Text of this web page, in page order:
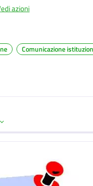
azioni
Comunicazione